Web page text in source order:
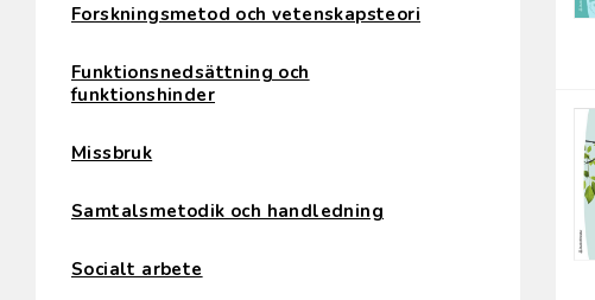
Forskningsmetod och vetenskapsteori
Funktionsnedsättning och
funktionshinder
Missbruk
Samtalsmetodik och handledning
Socialt arbete